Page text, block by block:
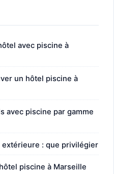
avec piscine à
un hôtel piscine à
avec piscine par gamme
: que privilégier
piscine à Marseille